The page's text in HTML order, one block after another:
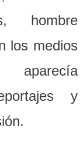
hombre
los medios
y